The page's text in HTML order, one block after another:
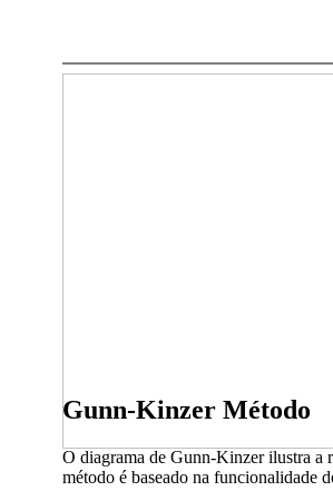
Gunn-Kinzer Método
O diagrama de Gunn-Kinzer ilustra a
método é baseado na funcionalidade